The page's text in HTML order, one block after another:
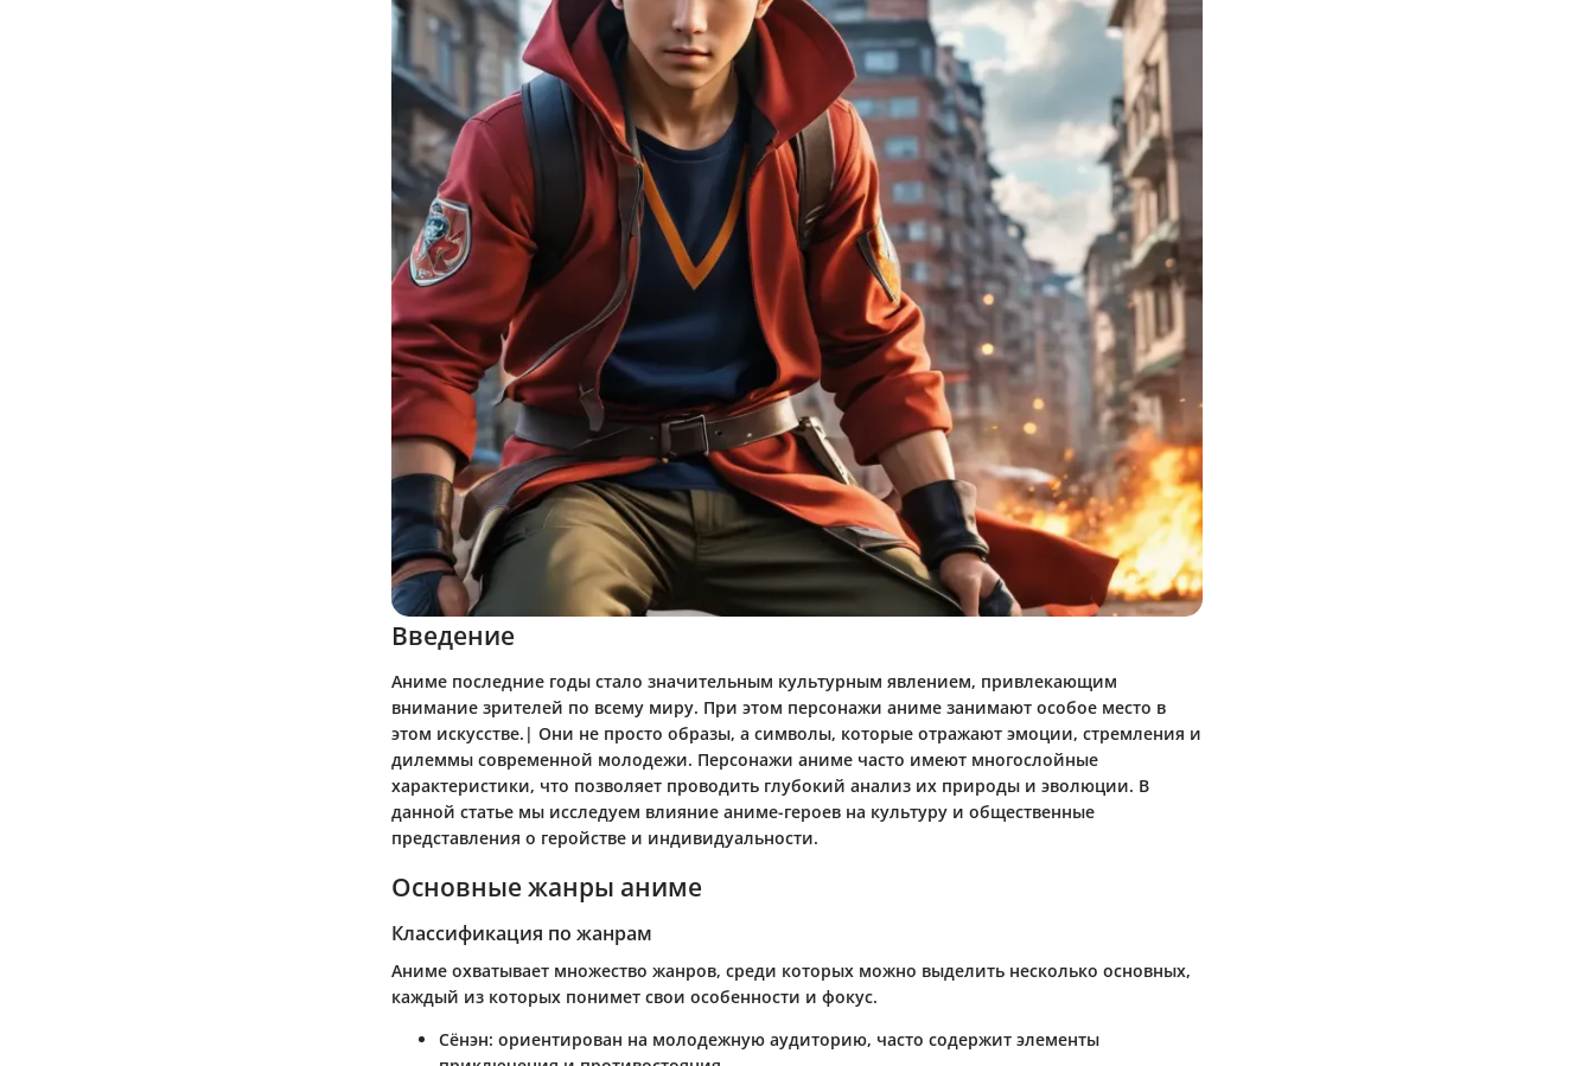
Введение
Аниме последние годы стало значительным культурным явлением, привлекающим
внимание зрителей по всему миру. При этом персонажи аниме занимают особое место в
этом искусстве.| Они не просто образы, а символы, которые отражают эмоции, стремления и
дилеммы современной молодежи. Персонажи аниме часто имеют многослойные
характеристики, что позволяет проводить глубокий анализ их природы и эволюции. В
данной статье мы исследуем влияние аниме-героев на культуру и общественные
представления о геройстве и индивидуальности.
Основные жанры аниме
Классификация по жанрам
Аниме охватывает множество жанров, среди которых можно выделить несколько основных,
каждый из которых понимет свои особенности и фокус.
Сёнэн: ориентирован на молодежную аудиторию, часто содержит элементы